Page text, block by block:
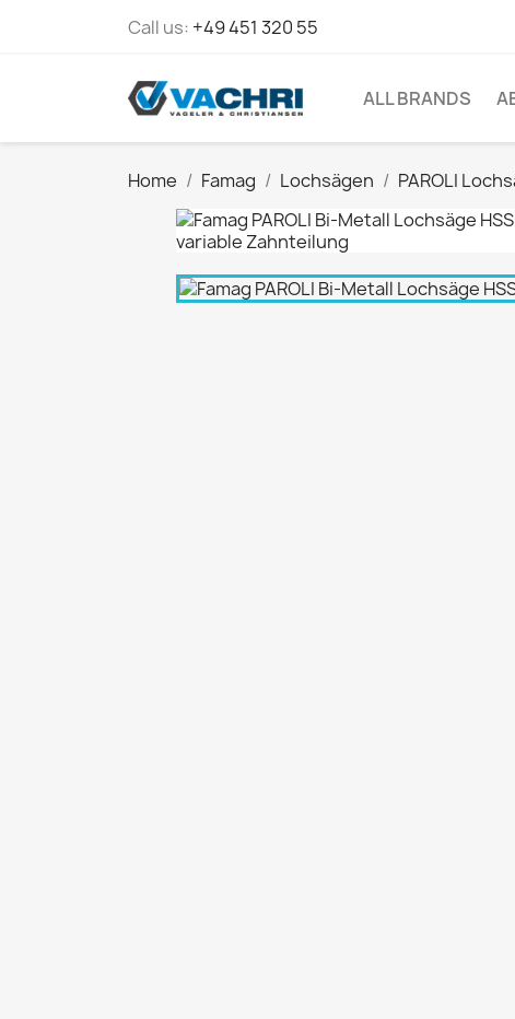
Call us: +49 451 320 55
ALL BRANDS
Home Famag Lochsägen PAROLI